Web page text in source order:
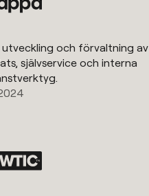
utveckling och förvaltning av
självservice och interna